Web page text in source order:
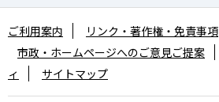
ご利用案内 リンク・著作権・免責事項
市政・ホームページへのご意見ご提案
ィ
サイトマップ